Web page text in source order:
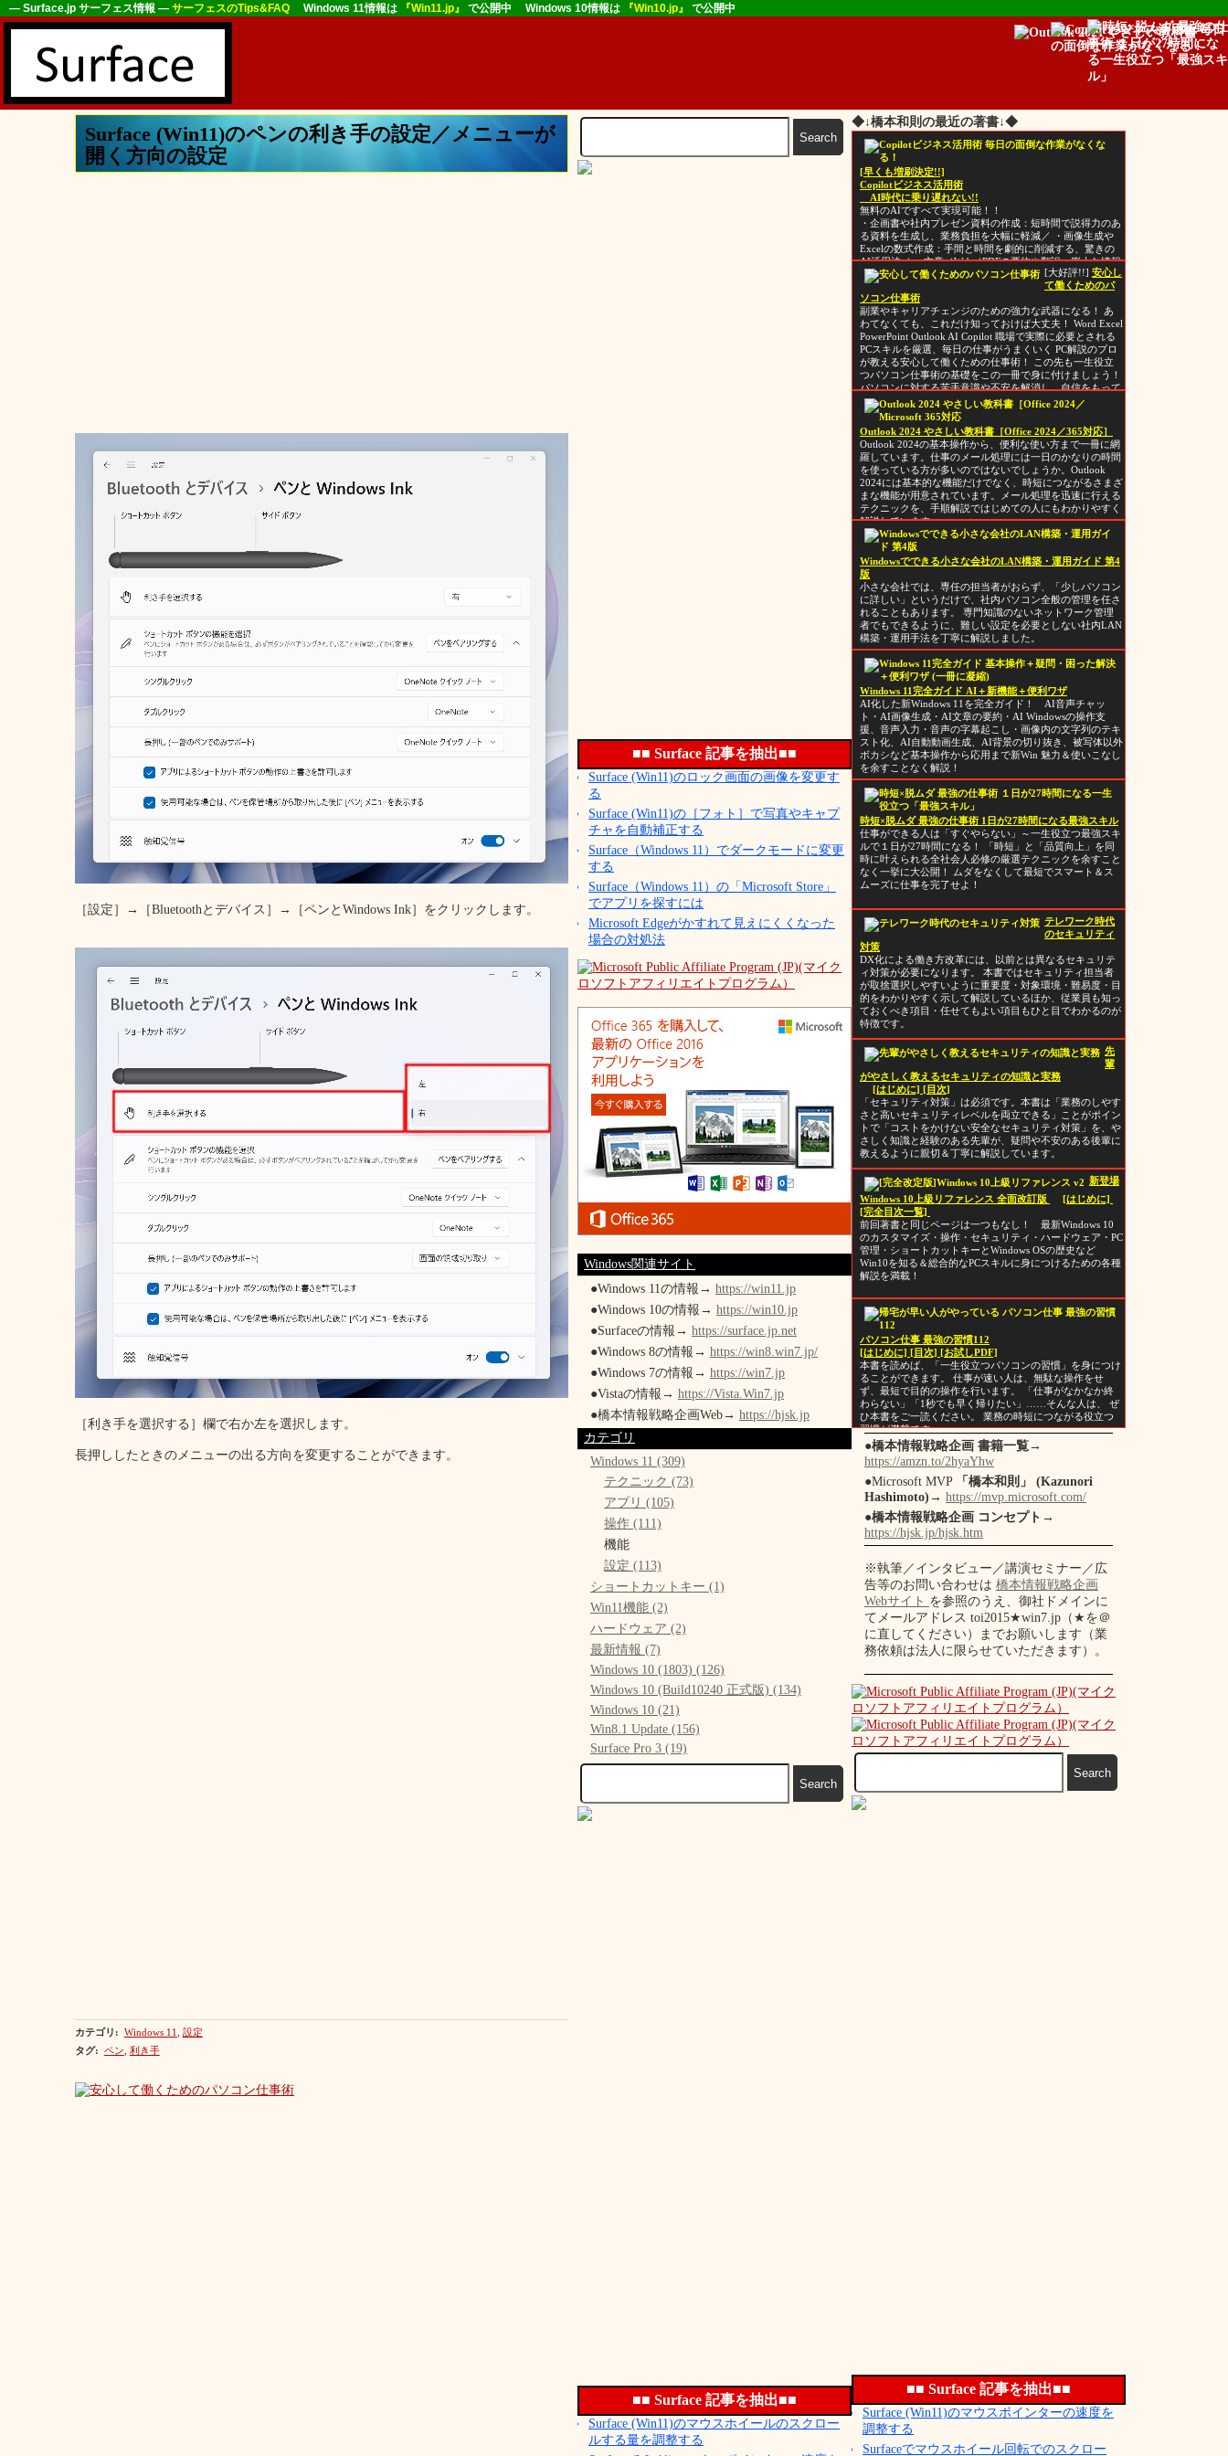
― Surface.jp サーフェス情報 ― サーフェスのTips&FAQ Windows 11情報は 『Win11.jp』 で公開中 Windows 10情報は 『Win10.jp』 で公開中
Surface (Win11)のペンの利き手の設定／メニューが
開く方向の設定
［設定］→［Bluetoothとデバイス］→［ペンとWindows Ink］をクリックします。
［利き手を選択する］欄で右か左を選択します。
長押ししたときのメニューの出る方向を変更することができます。
カテゴリ : Windows 11
設定
タグ: ペン 利き手
■■ Surface 記事を抽出■■
Surface (Win11)のロック画面の画像を変更す
る
Surface (Win11)の［フォト］で写真やキャプ
チャを自動補正する
Surface（Windows 11）でダークモードに変更
する
Surface（Windows 11）の「Microsoft Store」
でアプリを探すには
Microsoft Edgeがかすれて見えにくくなった
場合の対処法
Windows関連サイト
●Windows 11の情報→ https://win11.jp
●Windows 10の情報→ https://win10.jp
●Surfaceの情報→ https://surface.jp.net
●Windows 8の情報→ https://win8.win7.jp/
●Windows 7の情報→ https://win7.jp
●Vistaの情報→ https://Vista.Win7.jp
●橋本情報戦略企画Web→ https://hjsk.jp
カテゴリ
Windows 11 (309)
テクニック (73)
アプリ (105)
操作 (111)
機能
設定 (113)
ショートカットキー (1)
Win11機能 (2)
ハードウェア (2)
最新情報 (7)
Windows 10 (1803) (126)
Windows 10 (Build10240 正式版) (134)
Windows 10 (21)
Win8.1 Update (156)
Surface Pro 3 (19)
■■ Surface 記事を抽出■■
Surface (Win11)のマウスホイールのスクロー
ルする量を調整する
◆↓橋本和則の最近の著書↓◆
[早くも増刷決定!!]
Copilotビジネス活用術
AI時代に乗り遅れない!!
無料のAIですべて実現可能！！
・企画書や社内プレゼン資料の作成：短時間で説得力のあ
る資料を生成し、業務負担を大幅に軽減／ ・画像生成や
Excelの数式作成：手間と時間を劇的に削減する、驚きの
AI活用法／ ・文章／Web／PDFの要約や翻訳：膨大な情報
から必要なポイントを素早く抽出／ ・提案書や文章の質
を向上：アイデアを最適な表現に磨き上げ、相手に響く提
案書を作成／ ・マクロ生成、ビジネスリサーチ、メール
作成：業務効率化を重視した実用的なテクニックを提供
[大好評!!] 安心し
て働くためのパ
ソコン仕事術
副業やキャリアチェンジのための強力な武器になる！ あ
わてなくても、これだけ知っておけば大丈夫！ Word Excel
PowerPoint Outlook AI Copilot 職場で実際に必要とされる
PCスキルを厳選、毎日の仕事がうまくいく PC解説のプロ
が教える安心して働くための仕事術！ この先も一生役立
つパソコン仕事術の基礎をこの一冊で身に付けましょう！
パソコンに対する苦手意識や不安を解消し、自信をもって
仕事に取り組むためのヒントが満載。
Outlook 2024 やさしい教科書［Office 2024／365対応］
Outlook 2024の基本操作から、便利な使い方まで一冊に網
羅しています。仕事のメール処理には一日のかなりの時間
を使っている方が多いのではないでしょうか。Outlook
2024には基本的な機能だけでなく、時短につながるさまざ
まな機能が用意されています。メール処理を迅速に行える
テクニックを、手順解説ではじめての人にもわかりやすく
解説しています。
Windowsでできる小さな会社のLAN構築・運用ガイド 第4
版
小さな会社では、専任の担当者がおらず、「少しパソコン
に詳しい」というだけで、社内パソコン全般の管理を任さ
れることもあります。 専門知識のないネットワーク管理
者でもできるように、難しい設定を必要としない社内LAN
構築・運用手法を丁寧に解説しました。
Windows 11完全ガイド AI＋新機能＋便利ワザ
AI化した新Windows 11を完全ガイド！ AI音声チャッ
ト・AI画像生成・AI文章の要約・AI Windowsの操作支
援、音声入力・音声の字幕起こし・画像内の文字列のテキ
スト化、AI自動動画生成、AI背景の切り抜き、被写体以外
ボカシなど基本操作から応用まで新Win 魅力＆使いこなし
を余すことなく解説！
時短×脱ムダ 最強の仕事術 1日が27時間になる最強スキル
仕事ができる人は「すぐやらない」～一生役立つ最強スキ
ルで１日が27時間になる！ 「時短」と「品質向上」を同
時に叶えられる全社会人必修の厳選テクニックを余すこと
なく一挙に大公開！ ムダをなくして最短でスマート＆ス
ムーズに仕事を完了せよ！
テレワーク時代
のセキュリティ
対策
DX化による働き方改革には、以前とは異なるセキュリテ
ィ対策が必要になります。 本書ではセキュリティ担当者
が取捨選択しやすいように重要度・対象環境・難易度・目
的をわかりやすく示して解説しているほか、従業員も知っ
ておくべき項目・任せてもよい項目もひと目でわかるのが
特徴です。
先
輩
がやさしく教えるセキュリティの知識と実務
[はじめに]
[目次]
「セキュリティ対策」は必須です。本書は「業務のしやす
さと高いセキュリティレベルを両立できる」ことがポイン
トで「コストをかけない安全なセキュリティ対策」を、や
さしく知識と経験のある先輩が、疑問や不安のある後輩に
教えるように親切＆丁寧に解説しています。
新登場
Windows 10上級リファレンス 全面改訂版
[はじめに]
[完全目次一覧]
前回著書と同じページは一つもなし！ 最新Windows 10
のカスタマイズ・操作・セキュリティ・ハードウェア・PC
管理・ショートカットキーとWindows OSの歴史など
Win10を知る＆総合的なPCスキルに身につけるための各種
解説を満載！
パソコン仕事 最強の習慣112
[はじめに]
[目次]
[お試しPDF]
本書を読めば、「一生役立つパソコンの習慣」を身につけ
ることができます。 仕事が速い人は、無駄な操作をせ
ず、最短で目的の操作を行います。 「仕事がなかなか終
わらない」「1秒でも早く帰りたい」……そんな人は、 ぜ
ひ本書をご一読ください。 業務の時短につながる役立つ
習慣が満載です。
●橋本情報戦略企画 書籍一覧→
https://amzn.to/2hyaYhw
●Microsoft MVP
「橋本和則」 (Kazunori
Hashimoto) → https://mvp.microsoft.com/
●橋本情報戦略企画 コンセプト →
https://hjsk.jp/hjsk.htm
※執筆／インタビュー／講演セミナー／広
告等のお問い合わせは 橋本情報戦略企画
Webサイト を参照のうえ、御社ドメインに
てメールアドレス toi2015★win7.jp（★を＠
に直してください）までお願いします（業
務依頼は法人に限らせていただきます）。
■■ Surface 記事を抽出■■
Surface (Win11)のマウスポインターの速度を
調整する
Surfaceでマウスホイール回転でのスクロー